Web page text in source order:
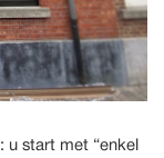
u start met “enkel